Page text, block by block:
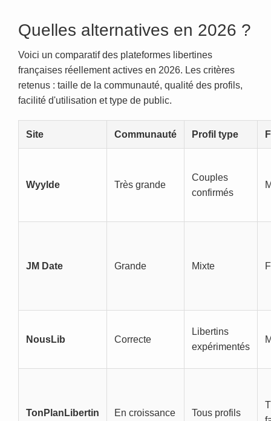
Quelles alternatives en 2026 ?
Voici un comparatif des plateformes libertines
françaises réellement actives en 2026. Les critères
retenus : taille de la communauté, qualité des profils,
facilité d'utilisation et type de public.
Site Communauté Profil type
Wyylde Très grande
Couples
confirmés
JM Date Grande Mixte
NousLib Correcte
Libertins
expérimentés
TonPlanLibertin En croissance Tous profils